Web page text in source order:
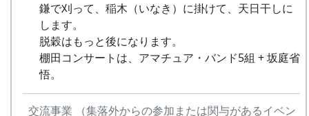
地元の新鮮な野菜を購入できます。
田植え、稲刈り時のイベントに参加できま
す。
村の秋祭りに参加して、御神酒を飲み、「ひ
きやま」を引くことができます。
一から十までプロの指導を受け、減農薬栽培
の米づくりを体験できます。
収穫した米を全部お持ち帰りいただけます。
(100平方メートルの収穫収量は玄米で約30キ
ロです。) 清流の里、岩座神地区のコシヒカ
リは特においしいと評判です。
田すき、田ごしらえ、水管理、病害虫対策(3
2006年9月24日 棚田の集い
運営体制や資金難から途絶えていた棚田コンサー
鎌で刈って、稲木（いなき）に掛けて、天日干しに
します。
脱穀はもっと後になります。
棚田コンサートは、アマチュア・バンド5組 + 坂庭省
悟。
交流事業 （集落外からの参加または関与があるイベン